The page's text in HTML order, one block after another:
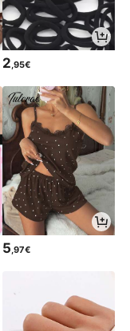
2,95€
5,97€